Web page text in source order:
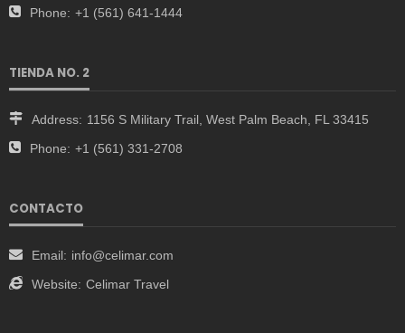
Phone: +1 (561) 641-1444
TIENDA NO. 2
Address: 1156 S Military Trail, West Palm Beach, FL 33415
Phone: +1 (561) 331-2708
CONTACTO
Email: info@celimar.com
Website: Celimar Travel